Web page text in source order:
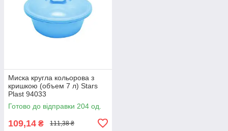
Миска кругла кольорова з
кришкою (объем 7 л) Stars
Plast 94033
Готово до відправки 204 од.
109,14 ₴ 111,38 ₴